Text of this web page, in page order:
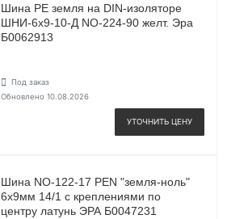
Шина PE земля на DIN-изоляторе
ШНИ-6х9-10-Д NO-224-90 желт. Эра
Б0062913
Под заказ
Обновлено 10.08.2026
УТОЧНИТЬ ЦЕНУ
Шина NO-122-17 PEN "земля-ноль"
6х9мм 14/1 с креплениями по
центру латунь ЭРА Б0047231